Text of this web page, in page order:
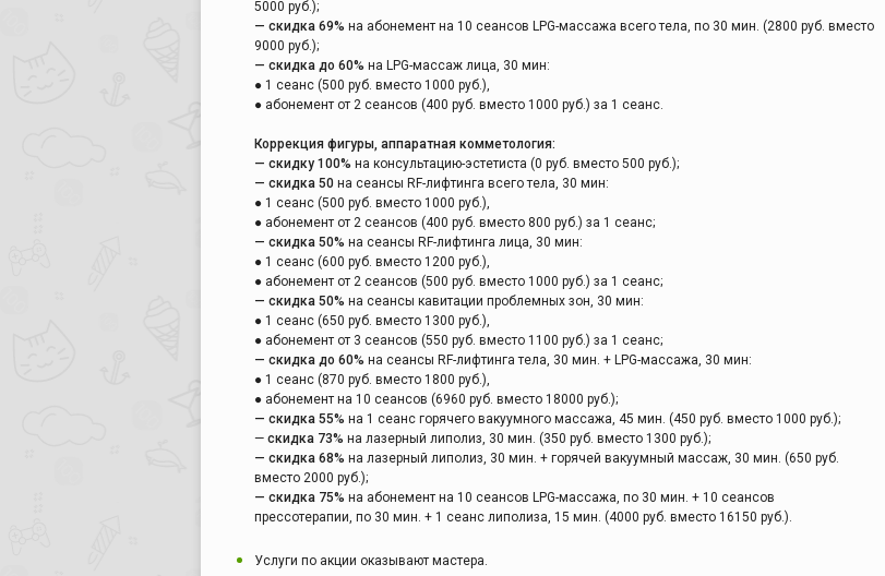
5000 руб.);
— скидка 69% на абонемент на 10 сеансов LPG-массажа всего тела, по 30 мин. (2800 руб. вместо
9000 руб.);
— скидка до 60% на LPG-массаж лица, 30 мин:
● 1 сеанс (500 руб. вместо 1000 руб.),
● абонемент от 2 сеансов (400 руб. вместо 1000 руб.) за 1 сеанс.
Коррекция фигуры, аппаратная комметология:
— скидку 100% на консультацию-эстетиста (0 руб. вместо 500 руб.);
— скидка 50 на сеансы RF-лифтинга всего тела, 30 мин:
● 1 сеанс (500 руб. вместо 1000 руб.),
● абонемент от 2 сеансов (400 руб. вместо 800 руб.) за 1 сеанс;
— скидка 50% на сеансы RF-лифтинга лица, 30 мин:
● 1 сеанс (600 руб. вместо 1200 руб.),
● абонемент от 2 сеансов (500 руб. вместо 1000 руб.) за 1 сеанс;
— скидка 50% на сеансы кавитации проблемных зон, 30 мин:
● 1 сеанс (650 руб. вместо 1300 руб.),
● абонемент от 3 сеансов (550 руб. вместо 1100 руб.) за 1 сеанс;
— скидка до 60% на сеансы RF-лифтинга тела, 30 мин. + LPG-массажа, 30 мин:
● 1 сеанс (870 руб. вместо 1800 руб.),
● абонемент на 10 сеансов (6960 руб. вместо 18000 руб.);
— скидка 55% на 1 сеанс горячего вакуумного массажа, 45 мин. (450 руб. вместо 1000 руб.);
— скидка 73% на лазерный липолиз, 30 мин. (350 руб. вместо 1300 руб.);
— скидка 68% на лазерный липолиз, 30 мин. + горячей вакуумный массаж, 30 мин. (650 руб.
вместо 2000 руб.);
— скидка 75% на абонемент на 10 сеансов LPG-массажа, по 30 мин. + 10 сеансов
прессотерапии, по 30 мин. + 1 сеанс липолиза, 15 мин. (4000 руб. вместо 16150 руб.).
Услуги по акции оказывают мастера.